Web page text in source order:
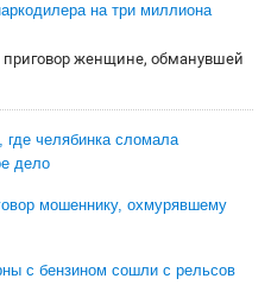
на три миллиона
женщине, обманувшей
где челябинка сломала
дело
мошеннику, охмурявшему
с бензином сошли с рельсов